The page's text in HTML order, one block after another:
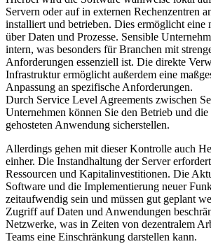
Servern oder auf in externen Rechenzentren
installiert und betrieben. Dies ermöglicht
über Daten und Prozesse. Sensible
intern, was besonders für Branchen mit
Anforderungen essenziell ist. Die direkte
Infrastruktur ermöglicht außerdem eine
Anpassung an spezifische Anforderungen.
Durch Service Level Agreements zwischen
Unternehmen können Sie den Betrieb und
gehosteten Anwendung sicherstellen.
Allerdings gehen mit dieser Kontrolle auch
einher. Die Instandhaltung der Server
Ressourcen und Kapitalinvestitionen. Die
Software und die Implementierung neuer
zeitaufwendig sein und müssen gut geplant
Zugriff auf Daten und Anwendungen
Netzwerke, was in Zeiten von dezentralem
Teams eine Einschränkung darstellen kann.